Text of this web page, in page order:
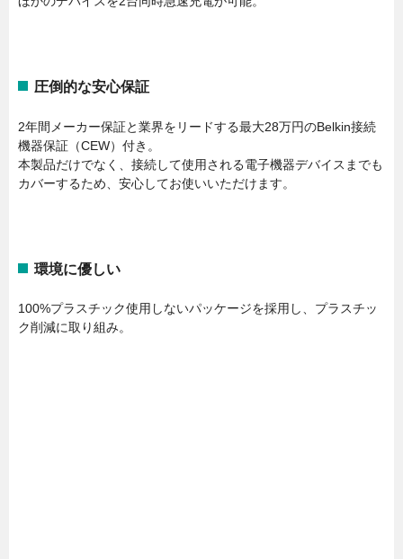
圧倒的な安心保証
2年間メーカー保証と業界をリードする最大28万円のBelkin接続
機器保証（CEW）付き。
本製品だけでなく、接続して使用される電子機器デバイスまでも
カバーするため、安心してお使いいただけます。
環境に優しい
100%プラスチック使用しないパッケージを採用し、プラスチッ
ク削減に取り組み。